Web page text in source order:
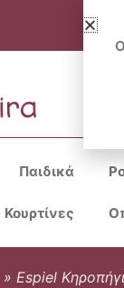
Παιδικά
Κουρτίνες
» Espiel